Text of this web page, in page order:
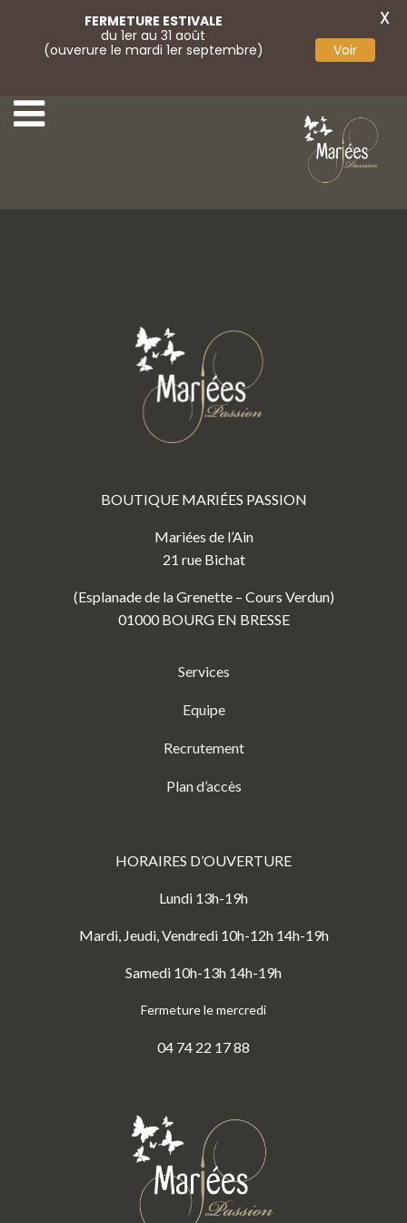
BOUTIQUE MARIÉES PASSION
Mariées de l’Ain
21 rue Bichat
(Esplanade de la Grenette – Cours Verdun)
01000 BOURG EN BRESSE
Services
Equipe
Recrutement
Plan d’accès
HORAIRES D’OUVERTURE
Lundi 13h-19h
Mardi, Jeudi, Vendredi 10h-12h 14h-19h
Samedi 10h-13h 14h-19h
Fermeture le mercredi
04 74 22 17 88
FERMETURE ESTIVALE
du 1er au 31 août
(ouverure le mardi 1er septembre)
Voir
X